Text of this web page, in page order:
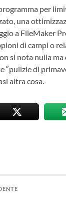
per
una
a FileMaker
di campi o
si nota nulla ma
“pulizie di
altra cosa.